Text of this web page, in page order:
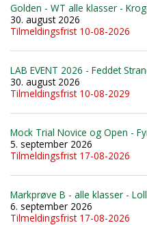
Golden - WT alle klasser -
30. august 2026
Tilmeldingsfrist 10-08-2026
LAB EVENT 2026 - Feddet
30. august 2026
Tilmeldingsfrist 10-08-2029
Mock Trial Novice og Open -
5. september 2026
Tilmeldingsfrist 17-08-2026
Markprøve B - alle klasser -
6. september 2026
Tilmeldingsfrist 17-08-2026